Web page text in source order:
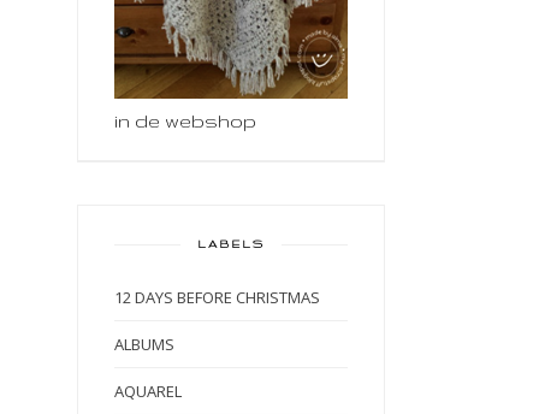
in de webshop
LABELS
12 DAYS BEFORE CHRISTMAS
ALBUMS
AQUAREL